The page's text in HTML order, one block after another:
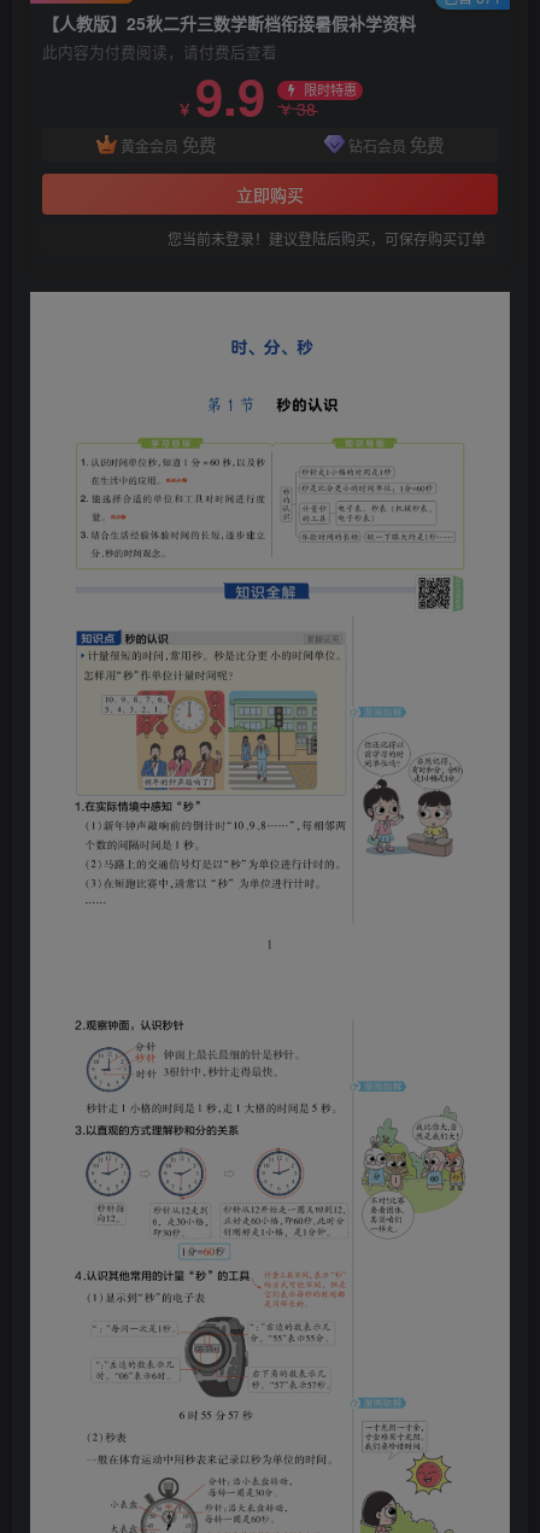
【人教版】25秋二升三数学断档衔接暑假补学资料
此内容为付费阅读，请付费后查看
￥ 9.9 限时特惠
￥38
黄金会员 免费 钻石会员 免费
立即购买
您当前未登录！建议登陆后购买，可保存购买订单